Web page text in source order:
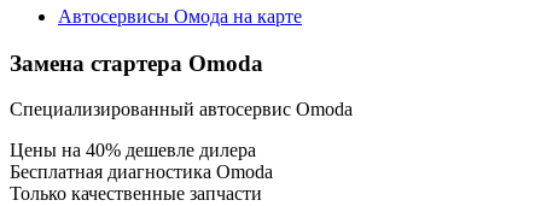
Автосервисы Омода на карте
Замена стартера Omoda
Специализированный автосервис Omoda
Цены на 40% дешевле дилера
Бесплатная диагностика Omoda
Только качественные запчасти